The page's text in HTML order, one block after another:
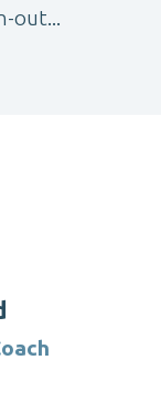
out...